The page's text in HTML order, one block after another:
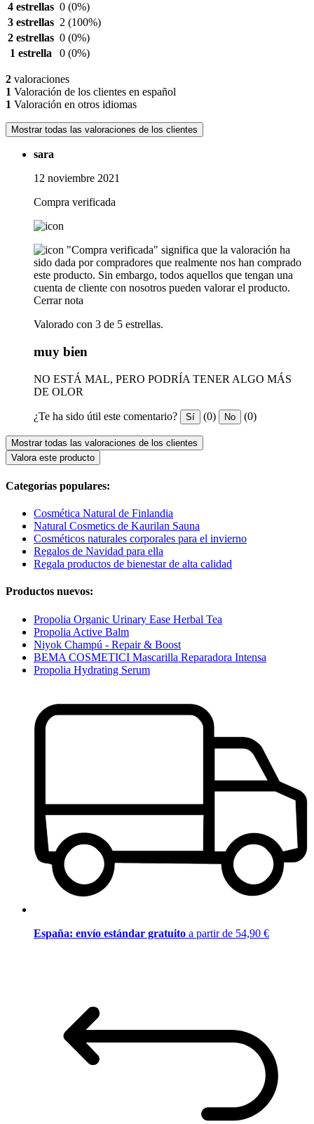
4 estrellas 0 (0%)
3 estrellas 2 (100%)
2 estrellas 0 (0%)
1 estrella
0 (0%)
2 valoraciones
1 Valoración de los clientes en español
1 Valoración en otros idiomas
Mostrar todas las valoraciones de los clientes
sara
12 noviembre 2021
Compra verificada
"Compra verificada" significa que la valoración ha
sido dada por compradores que realmente nos han comprado
este producto. Sin embargo, todos aquellos que tengan una
cuenta de cliente con nosotros pueden valorar el producto.
Cerrar nota
Valorado con 3 de 5 estrellas.
muy bien
NO ESTÁ MAL, PERO PODRÍA TENER ALGO MÁS
DE OLOR
¿Te ha sido útil este comentario? Sí (0) No (0)
Mostrar todas las valoraciones de los clientes
Valora este producto
Categorías populares:
Cosmética Natural de Finlandia
Natural Cosmetics de Kaurilan Sauna
Cosméticos naturales corporales para el invierno
Regalos de Navidad para ella
Regala productos de bienestar de alta calidad
Productos nuevos:
Propolia Organic Urinary Ease Herbal Tea
Propolia Active Balm
Niyok Champú - Repair & Boost
BEMA COSMETICI Mascarilla Reparadora Intensa
Propolia Hydrating Serum
España: envío estándar gratuito a partir de 54,90 €